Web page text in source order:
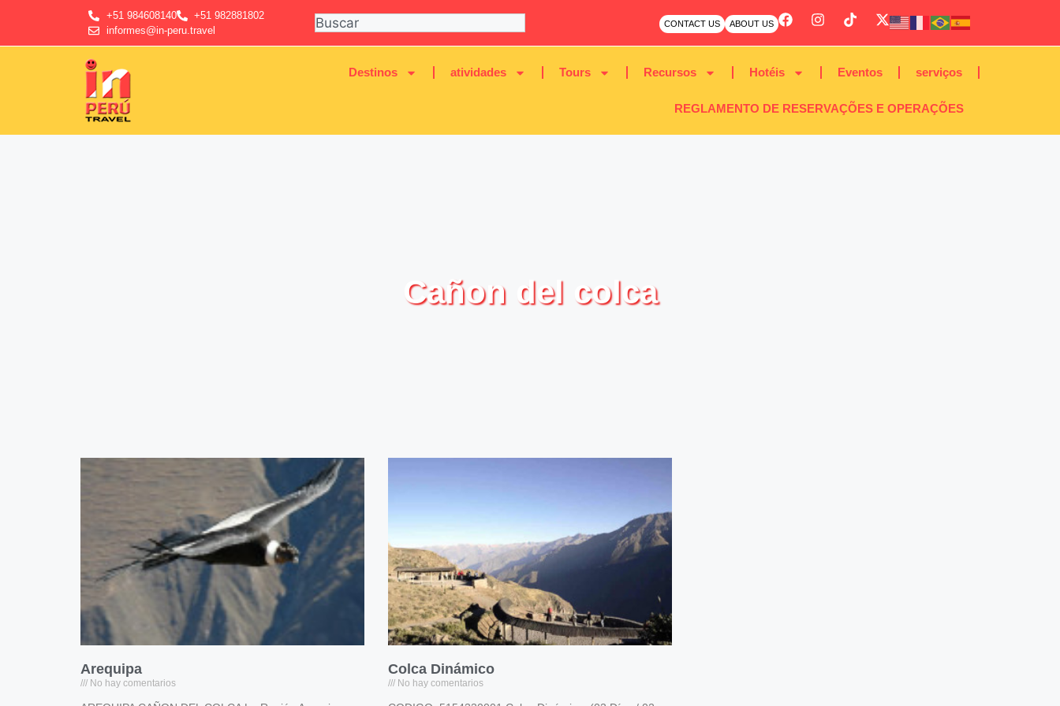
+51 984608140
+51 982881802
informes@in-peru.travel
ABOUT US
CONTACT US
Destinos atividades Tours Recursos Hotéis Eventos serviços
REGLAMENTO DE RESERVAÇÕES E OPERAÇÕES
Cañon del colca
Arequipa
No hay comentarios
Colca Dinámico
No hay comentarios